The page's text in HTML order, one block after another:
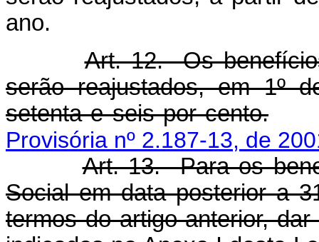
ano.
Art. 12. Os
serão reajustados, em 1º
setenta e seis por cento.
Provisória nº 2.187-13, de
Art. 13. Para os
Social em data posterior a
termos do artigo anterior,